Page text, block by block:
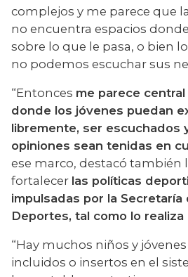
complejos y me parece que
no encuentra espacios
sobre lo que le pasa, o bien
no podemos escuchar sus
“Entonces me parece
donde los jóvenes puedan
libremente, ser escuchados
opiniones sean tenidas en
ese marco, destacó también
fortalecer las políticas
impulsadas por la
Deportes, tal como lo
“Hay muchos niños y
incluidos o insertos en el